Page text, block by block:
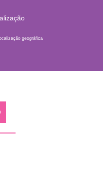
geográfica